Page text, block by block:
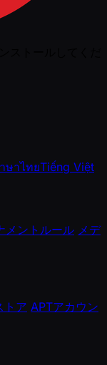
ษาไทยTiếng Việt
メントルール メデ
トア APTアカウン